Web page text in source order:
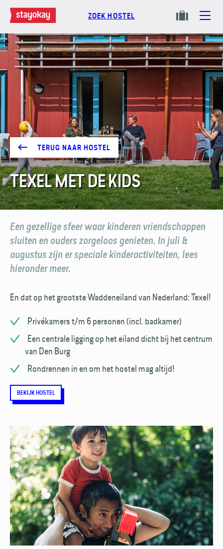
ZOEK HOSTEL
TERUG NAAR HOSTEL
TEXEL MET DE KIDS
Een gezellige sfeer waar kinderen vriendschappen
sluiten en ouders zorgeloos genieten. In juli &
augustus zijn er speciale kinderactiviteiten, lees
hieronder meer.
En dat op het grootste Waddeneiland van Nederland: Texel!
Privékamers t/m 6 personen (incl. badkamer)
Een centrale ligging op het eiland dicht bij het centrum
van Den Burg
Rondrennen in en om het hostel mag altijd!
BEKIJK HOSTEL